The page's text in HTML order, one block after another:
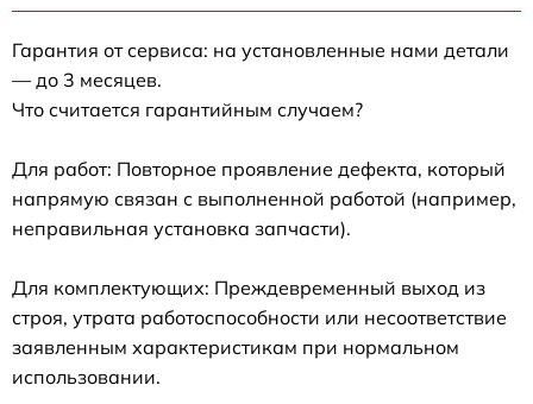
Гарантия от сервиса: на установленные нами детали
— до 3 месяцев.
Что считается гарантийным случаем?
Для работ: Повторное проявление дефекта, который
напрямую связан с выполненной работой (например,
неправильная установка запчасти).
Для комплектующих: Преждевременный выход из
строя, утрата работоспособности или несоответствие
заявленным характеристикам при нормальном
использовании.